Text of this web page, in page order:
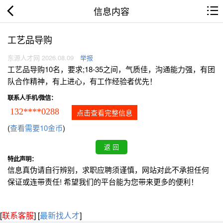
信息内容
工艺品导购
东源人才网 2026.08.09 举报
工艺品导购10名，要求;18-35之间，气质佳，沟通能力强，有团
队合作精神，有上进心，有工作经验者优先！
联系人手机/微信：
132****0288 点击查看完整信息
(查看需要10金币)
特此声明：
信息真伪请自行辨别，求职应聘须谨慎，网站对此不承担任何
保证或连带责任! 希望我们的平台能为您带来更多的便利！
[联系客服] [最新找人才]